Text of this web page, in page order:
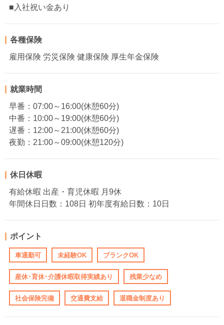
■入社祝い金あり
各種保険
雇用保険 労災保険 健康保険 厚生年金保険
就業時間
早番：07:00～16:00(休憩60分)
中番：10:00～19:00(休憩60分)
遅番：12:00～21:00(休憩60分)
夜勤：21:00～09:00(休憩120分)
休日休暇
有給休暇 出産・育児休暇 月9休
年間休日日数：108日 初年度有給日数：10日
ポイント
車通勤可 未経験OK ブランクOK
産休･育休･介護休暇取得実績あり 残業少なめ
社会保険完備 交通費支給 退職金制度あり